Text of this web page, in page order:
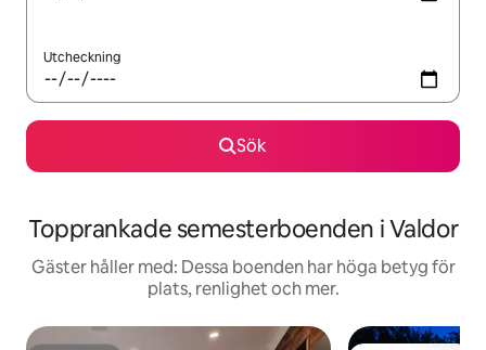
Utcheckning
Sök
Topprankade semesterboenden i Valdor
Gäster håller med: Dessa boenden har höga betyg för
plats, renlighet och mer.